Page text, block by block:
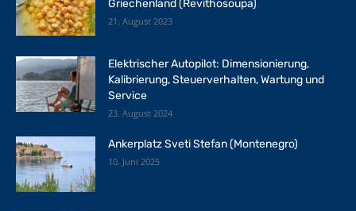
Griechenland (Revithosoupa)
21. August 2023
Elektrischer Autopilot: Dimensionierung,
Kalibrierung, Steuerverhalten, Wartung und
Service
23. August 2024
Ankerplatz Sveti Stefan (Montenegro)
10. Juni 2025